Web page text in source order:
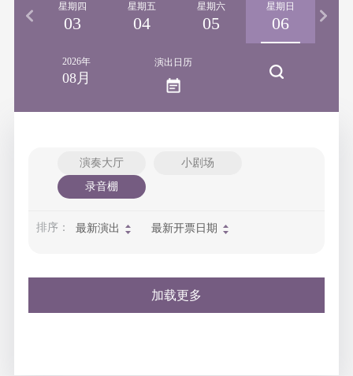
星期四
03
星期五
04
星期六
05
星期日
06
2026年
08月
演出日历
演奏大厅
小剧场
录音棚
排序： 最新演出 最新开票日期
加载更多